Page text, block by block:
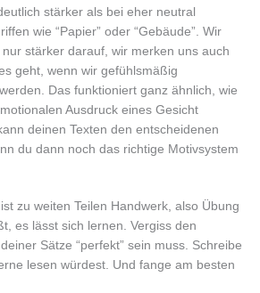
stärker als bei eher neutral
wie “Papier” oder “Gebäude”. Wir
stärker darauf, wir merken uns auch
geht, wenn wir gefühlsmäßig
Das funktioniert ganz ähnlich, wie
Ausdruck eines Gesicht
deinen Texten den entscheidenen
du dann noch das richtige Motivsystem
zu weiten Teilen Handwerk, also Übung
es lässt sich lernen. Vergiss den
Sätze “perfekt” sein muss. Schreibe
lesen würdest. Und fange am besten